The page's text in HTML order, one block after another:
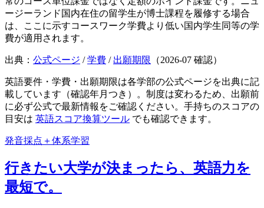
ージーランド国内在住の留学生が博士課程を履修する場合
は、ここに示すコースワーク学費より低い国内学生同等の学
費が適用されます。
出典： 公式ページ /学費 / 出願期限 （2026-07 確認）
英語要件・学費・出願期限は各学部の公式ページを出典に記
載しています（確認年月つき）。制度は変わるため、出願前
に必ず公式で最新情報をご確認ください。手持ちのスコアの
目安は 英語スコア換算ツール でも確認できます。
発音採点＋体系学習
行きたい大学が決まったら、英語力を
最短で。